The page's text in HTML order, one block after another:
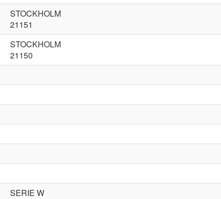
STOCKHOLM
21151
STOCKHOLM
21150
SERIE W